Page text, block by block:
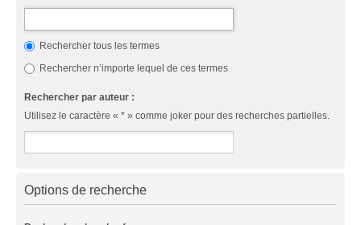
Rechercher tous les termes
Rechercher n’importe lequel de ces termes
Rechercher par auteur :
Utilisez le caractère « * » comme joker pour des recherches partielles.
Options de recherche